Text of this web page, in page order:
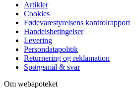
Artikler
Cookies
Fødevarestyrelsens kontrolrapport
Handelsbetingelser
Levering
Persondatapolitik
Returnering og reklamation
Spørgsmål & svar
Om webapoteket